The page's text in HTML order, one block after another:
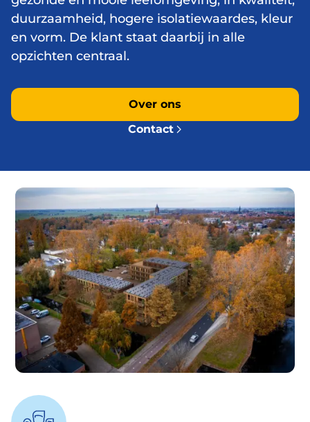
duurzaamheid, hogere isolatiewaardes, kleur
en vorm. De klant staat daarbij in alle
opzichten centraal.
Over ons
Contact